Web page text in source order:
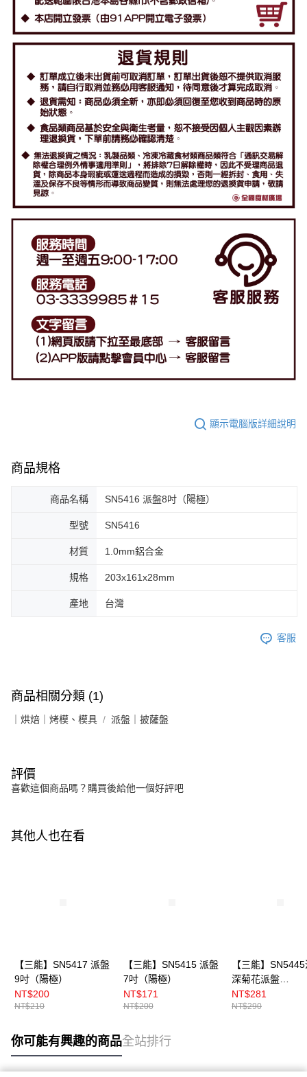
顯示電腦版詳細說明
商品規格
商品名稱 SN5416 派盤8吋（陽極）
型號 SN5416
材質 1.0mm鋁合金
規格 203x161x28mm
產地 台灣
客服
商品相關分類 (1)
｜烘焙｜烤模、模具 派盤｜披薩盤
評價
喜歡這個商品嗎？購買後給他一個好評吧
其他人也在看
【三能】SN5417 派盤
9吋（陽極）
NT$200
NT$210
【三能】SN5415 派盤
7吋（陽極）
NT$171
NT$200
【三能】
深菊花派盤
17.7cm（陽極）
NT$281
NT$290
你可能有興趣的商品全站排行